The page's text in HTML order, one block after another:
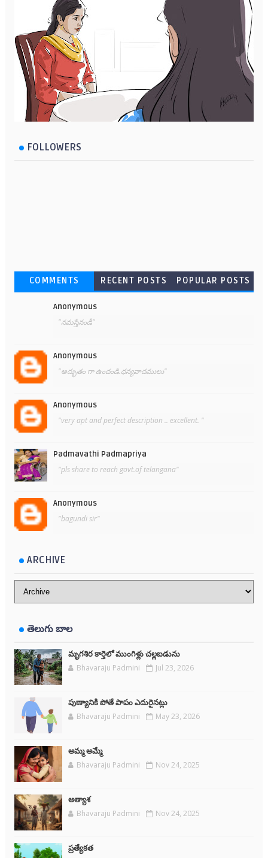
FOLLOWERS
COMMENTS RECENT POSTS POPULAR POSTS
Anonymous
"నమస్తేనండీ"
Anonymous
"అద్భుతం గా ఉందండి.ధన్యవాదములు"
Anonymous
"very apt and perfect description .. excellent. "
Padmavathi Padmapriya
"pls share to reach govt.of telangana"
Anonymous
"bagundi sir"
ARCHIVE
తెలుగు బాల
మృగశిర కార్తెలో ముంగిళ్లు చల్లబడును
Bhavaraju Padmini Jul 23, 2026
పుణ్యానికి పోతే పాపం ఎదురైనట్లు
Bhavaraju Padmini May 23, 2026
అమ్మ అమ్మే
Bhavaraju Padmini Nov 24, 2025
అత్యాశ
Bhavaraju Padmini Nov 24, 2025
ప్రత్యేకత